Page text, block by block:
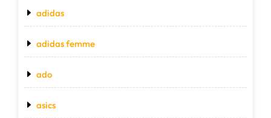
adidas
adidas femme
ado
asics